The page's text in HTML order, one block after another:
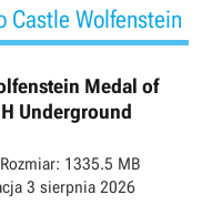
Castle Wolfenstein
Medal of
Underground
Rozmiar: 1335.5 MB
3 sierpnia 2026